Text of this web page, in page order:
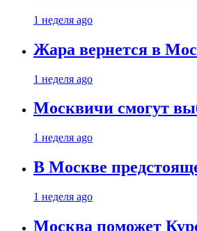
1 неделя ago
Жара вернется в
1 неделя ago
Москвичи смогут
1 неделя ago
В Москве
1 неделя ago
Москва поможет